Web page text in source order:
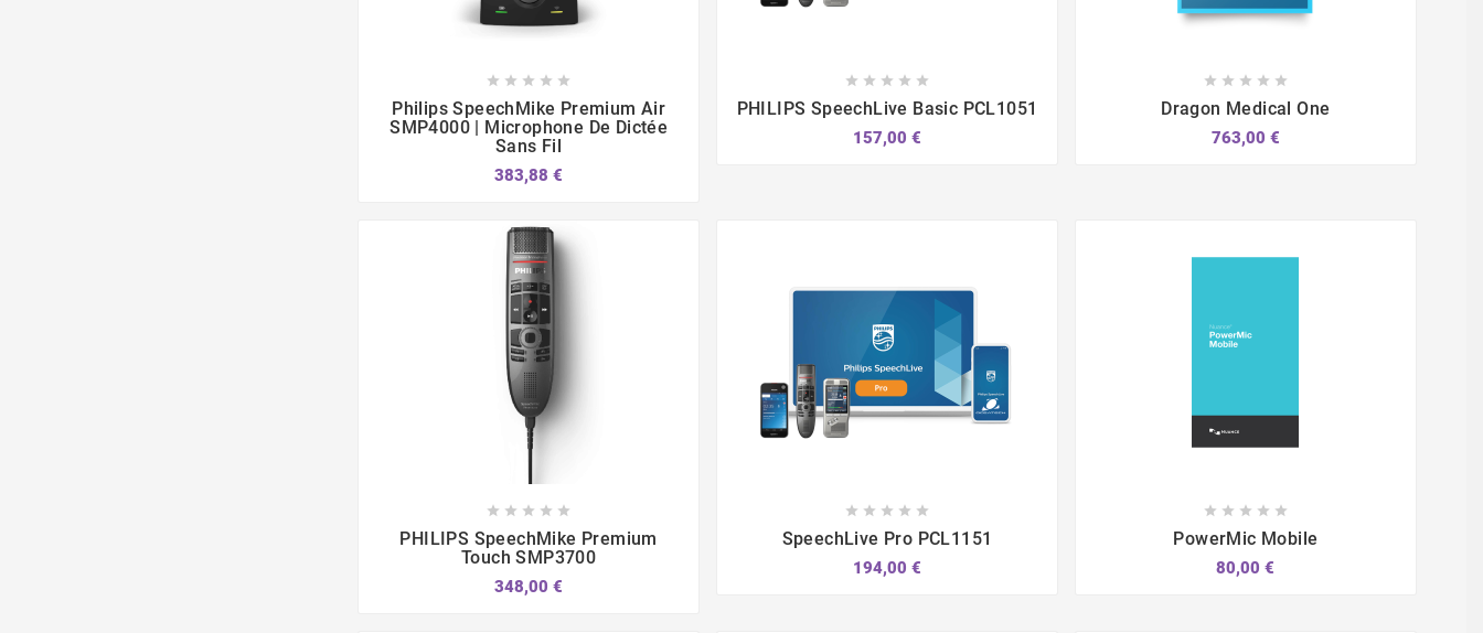
    
Philips SpeechMike Premium Air
SMP4000 | Microphone De Dictée
Sans Fil
383,88 €
    
PHILIPS SpeechLive Basic PCL1051
157,00 €
    
Dragon Medical One
763,00 €
    
PHILIPS SpeechMike Premium
Touch SMP3700
348,00 €
    
SpeechLive Pro PCL1151
194,00 €
    
PowerMic Mobile
80,00 €